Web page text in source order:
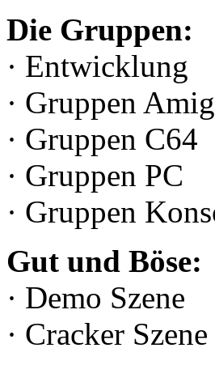
Die Gruppen:
· Entwicklung
· Gruppen
· Gruppen C64
· Gruppen PC
· Gruppen
Gut und Böse:
· Demo Szene
· Cracker Szene